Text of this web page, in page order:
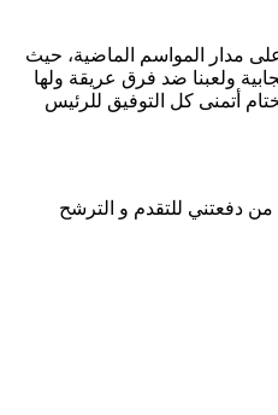
مدار المواسم الماضية، حيث
ولعبنا ضد فرق عريقة ولها
أتمنى كل التوفيق للرئيس
دفعتني للتقدم و الترشح